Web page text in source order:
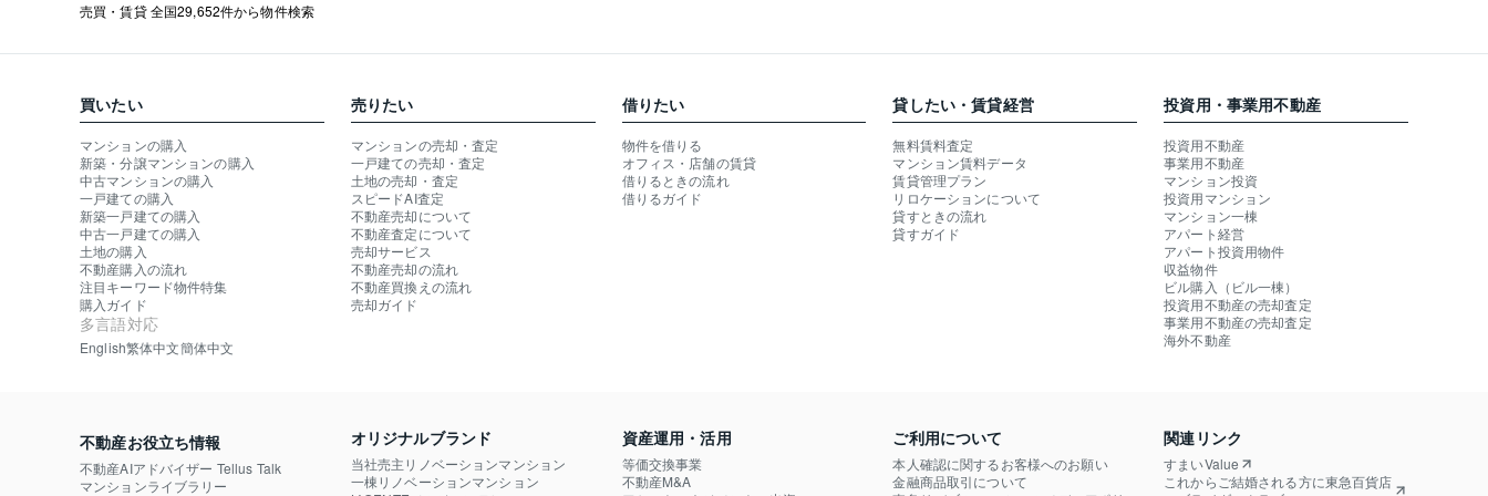
売買・賃貸 全国29,652件から物件検索
買いたい
マンションの購入
新築・分譲マンションの購入
中古マンションの購入
一戸建ての購入
新築一戸建ての購入
中古一戸建ての購入
土地の購入
不動産購入の流れ
注目キーワード物件特集
購入ガイド
多言語対応
English繁体中文簡体中文
売りたい
マンションの売却・査定
一戸建ての売却・査定
土地の売却・査定
スピードAI査定
不動産売却について
不動産査定について
売却サービス
不動産売却の流れ
不動産買換えの流れ
売却ガイド
借りたい
物件を借りる
オフィス・店舗の賃貸
借りるときの流れ
借りるガイド
貸したい・賃貸経営
無料賃料査定
マンション賃料データ
賃貸管理プラン
リロケーションについて
貸すときの流れ
貸すガイド
投資用・事業用不動産
投資用不動産
事業用不動産
マンション投資
投資用マンション
マンション一棟
アパート経営
アパート投資用物件
収益物件
ビル購入（ビル一棟）
投資用不動産の売却査定
事業用不動産の売却査定
海外不動産
不動産お役立ち情報
不動産AIアドバイザー Tellus Talk
マンションライブラリー
オリジナルブランド
当社売主リノベーションマンション
一棟リノベーションマンション
資産運用・活用
等価交換事業
不動産M&A
ご利用について
本人確認に関するお客様へのお願い
金融商品取引について
関連リンク
すまいValue
これからご結婚される方に東急百貨店